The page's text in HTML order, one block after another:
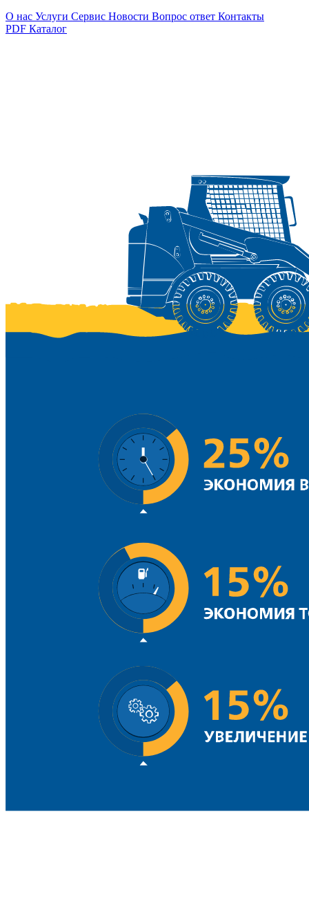
О нас Услуги Сервис Новости Вопрос ответ Контакты
PDF Каталог